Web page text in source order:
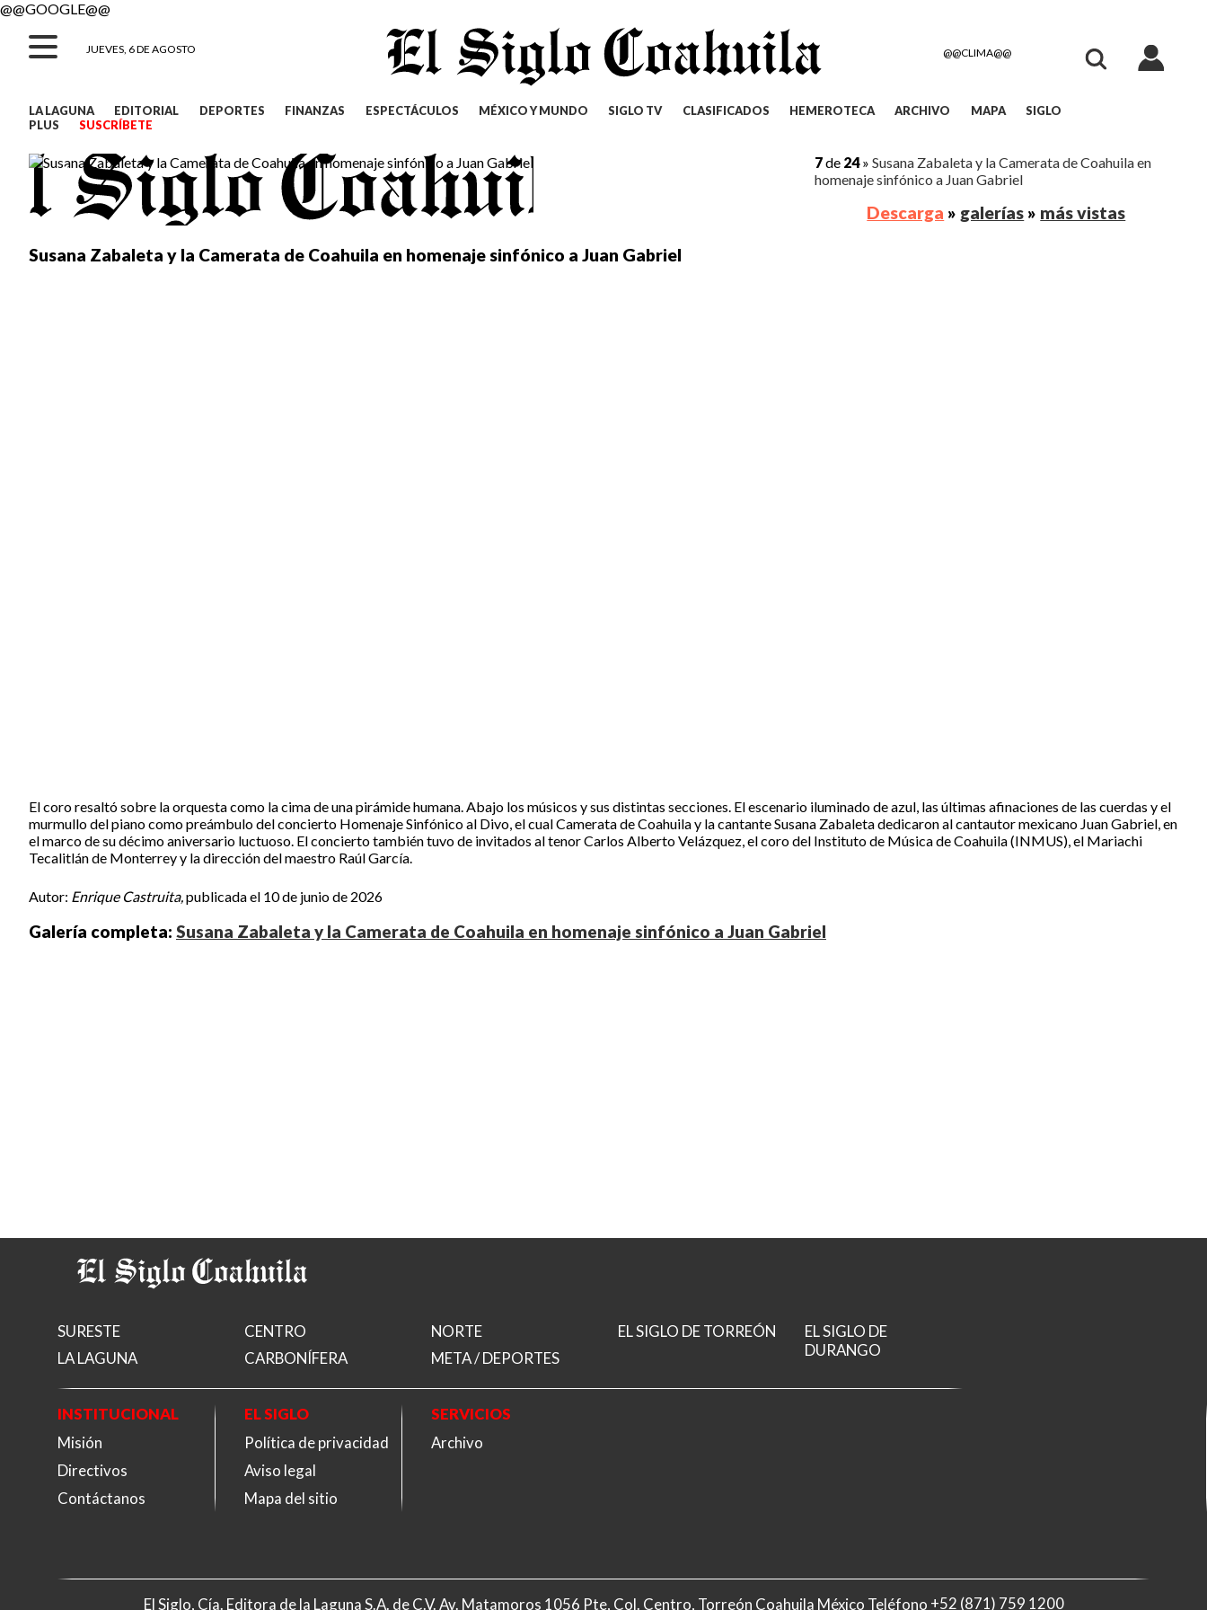
@@GOOGLE@@
JUEVES, 6 DE AGOSTO @@CLIMA@@
LA LAGUNA EDITORIAL DEPORTES FINANZAS ESPECTÁCULOS MÉXICO Y MUNDO SIGLO TV CLASIFICADOS HEMEROTECA ARCHIVO MAPA
SIGLO
PLUS
SUSCRÍBETE
Susana Zabaleta y la Camerata de Coahuila en homenaje sinfónico a Juan Gabriel
7de 24» Susana Zabaleta y la Camerata de Coahuila en
homenaje sinfónico a Juan Gabriel
Descarga » galerías » más vistas
El coro resaltó sobre la orquesta como la cima de una pirámide humana. Abajo los músicos y sus distintas secciones. El escenario iluminado de azul, las últimas afinaciones de las cuerdas y el
murmullo del piano como preámbulo del concierto Homenaje Sinfónico al Divo, el cual Camerata de Coahuila y la cantante Susana Zabaleta dedicaron al cantautor mexicano Juan Gabriel, en
el marco de su décimo aniversario luctuoso. El concierto también tuvo de invitados al tenor Carlos Alberto Velázquez, el coro del Instituto de Música de Coahuila (INMUS), el Mariachi
Tecalitlán de Monterrey y la dirección del maestro Raúl García.
Autor: Enrique Castruita,publicada el 10 de junio de 2026
Galería completa: Susana Zabaleta y la Camerata de Coahuila en homenaje sinfónico a Juan Gabriel
SURESTE
LA LAGUNA
CENTRO
CARBONÍFERA
NORTE
META / DEPORTES
EL SIGLO DE TORREÓN
EL SIGLO DE
DURANGO
INSTITUCIONAL
Misión
Directivos
Contáctanos
EL SIGLO
Política de privacidad
Aviso legal
Mapa del sitio
SERVICIOS
Archivo
El Siglo, Cía. Editora de la Laguna S.A. de C.V. Av. Matamoros 1056 Pte, Col. Centro, Torreón Coahuila México Teléfono +52 (871) 759 1200